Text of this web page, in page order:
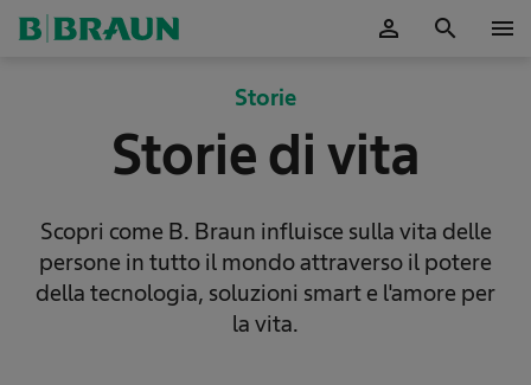
person search menu
Storie
Storie di vita
Scopri come B. Braun influisce sulla vita delle
persone in tutto il mondo attraverso il potere
della tecnologia, soluzioni smart e l'amore per
la vita.